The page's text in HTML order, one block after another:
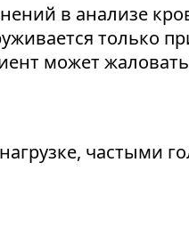
в анализе
только
может
частыми